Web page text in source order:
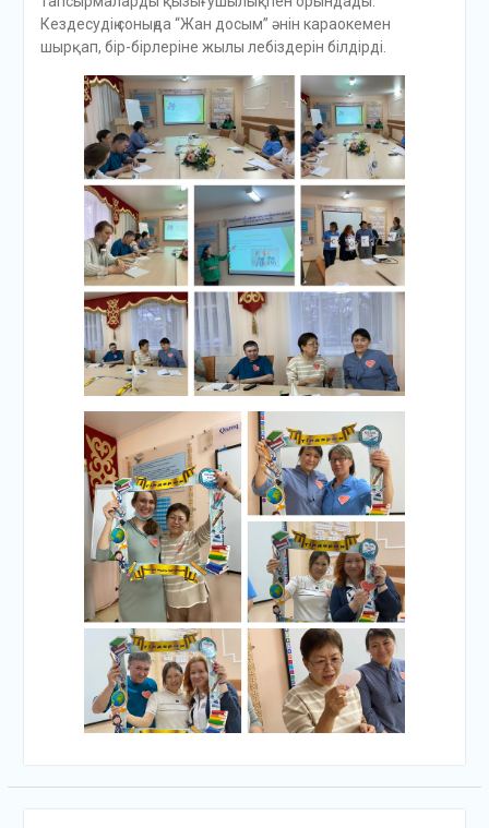
Кездесудің соныңда “Жан досым” әнін караокемен
шырқап, бір-бірлеріне жылы лебіздерін білдірді.